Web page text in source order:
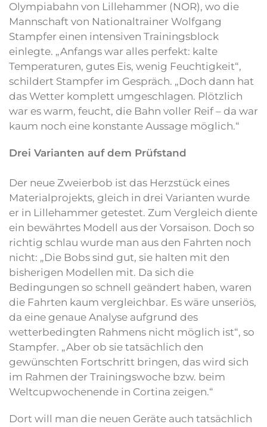
Olympiabahn von Lillehammer (NOR), wo die
Mannschaft von Nationaltrainer Wolfgang
Stampfer einen intensiven Trainingsblock
einlegte. „Anfangs war alles perfekt: kalte
Temperaturen, gutes Eis, wenig Feuchtigkeit“,
schildert Stampfer im Gespräch. „Doch dann hat
das Wetter komplett umgeschlagen. Plötzlich
war es warm, feucht, die Bahn voller Reif – da war
kaum noch eine konstante Aussage möglich.“
Drei Varianten auf dem Prüfstand
Der neue Zweierbob ist das Herzstück eines
Materialprojekts, gleich in drei Varianten wurde
er in Lillehammer getestet. Zum Vergleich diente
ein bewährtes Modell aus der Vorsaison. Doch so
richtig schlau wurde man aus den Fahrten noch
nicht: „Die Bobs sind gut, sie halten mit den
bisherigen Modellen mit. Da sich die
Bedingungen so schnell geändert haben, waren
die Fahrten kaum vergleichbar. Es wäre unseriös,
da eine genaue Analyse aufgrund des
wetterbedingten Rahmens nicht möglich ist“, so
Stampfer. „Aber ob sie tatsächlich den
gewünschten Fortschritt bringen, das wird sich
im Rahmen der Trainingswoche bzw. beim
Weltcupwochenende in Cortina zeigen.“
Dort will man die neuen Geräte auch tatsächlich